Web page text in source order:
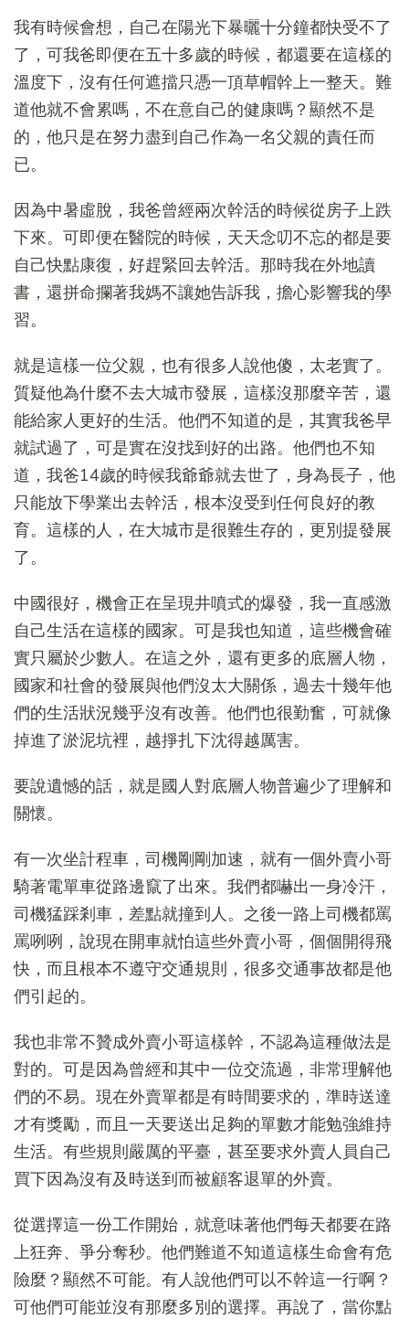
我有時候會想，自己在陽光下暴曬十分鐘都快受不了
了，可我爸即便在五十多歲的時候，都還要在這樣的
溫度下，沒有任何遮擋只憑一頂草帽幹上一整天。難
道他就不會累嗎，不在意自己的健康嗎？顯然不是
的，他只是在努力盡到自己作為一名父親的責任而
已。
因為中暑虛脫，我爸曾經兩次幹活的時候從房子上跌
下來。可即便在醫院的時候，天天念叨不忘的都是要
自己快點康復，好趕緊回去幹活。那時我在外地讀
書，還拼命攔著我媽不讓她告訴我，擔心影響我的學
習。
就是這樣一位父親，也有很多人說他傻，太老實了。
質疑他為什麼不去大城市發展，這樣沒那麼辛苦，還
能給家人更好的生活。他們不知道的是，其實我爸早
就試過了，可是實在沒找到好的出路。他們也不知
道，我爸14歲的時候我爺爺就去世了，身為長子，他
只能放下學業出去幹活，根本沒受到任何良好的教
育。這樣的人，在大城市是很難生存的，更別提發展
了。
中國很好，機會正在呈現井噴式的爆發，我一直感激
自己生活在這樣的國家。可是我也知道，這些機會確
實只屬於少數人。在這之外，還有更多的底層人物，
國家和社會的發展與他們沒太大關係，過去十幾年他
們的生活狀況幾乎沒有改善。他們也很勤奮，可就像
掉進了淤泥坑裡，越掙扎下沈得越厲害。
要說遺憾的話，就是國人對底層人物普遍少了理解和
關懷。
有一次坐計程車，司機剛剛加速，就有一個外賣小哥
騎著電單車從路邊竄了出來。我們都嚇出一身冷汗，
司機猛踩剎車，差點就撞到人。之後一路上司機都罵
罵咧咧，說現在開車就怕這些外賣小哥，個個開得飛
快，而且根本不遵守交通規則，很多交通事故都是他
們引起的。
我也非常不贊成外賣小哥這樣幹，不認為這種做法是
對的。可是因為曾經和其中一位交流過，非常理解他
們的不易。現在外賣單都是有時間要求的，準時送達
才有獎勵，而且一天要送出足夠的單數才能勉強維持
生活。有些規則嚴厲的平臺，甚至要求外賣人員自己
買下因為沒有及時送到而被顧客退單的外賣。
從選擇這一份工作開始，就意味著他們每天都要在路
上狂奔、爭分奪秒。他們難道不知道這樣生命會有危
險麼？顯然不可能。有人說他們可以不幹這一行啊？
可他們可能並沒有那麼多別的選擇。再說了，當你點